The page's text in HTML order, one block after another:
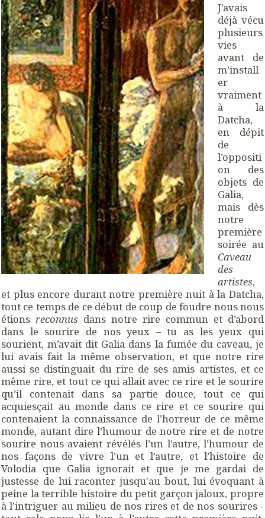
J’avais
déjà vécu
plusieurs
vies
avant de
m’install
er
vraiment
à la
Datcha,
en dépit
de
l’oppositi
on des
objets de
Galia,
mais dès
notre
première
soirée au
Caveau
des
artistes,
et plus encore durant notre première nuit à la Datcha,
tout ce temps de ce début de coup de foudre nous nous
étions reconnus dans notre rire commun et d’abord
dans le sourire de nos yeux – tu as les yeux qui
sourient, m’avait dit Galia dans la fumée du caveau, je
lui avais fait la même observation, et que notre rire
aussi se distinguait du rire de ses amis artistes, et ce
même rire, et tout ce qui allait avec ce rire et le sourire
qu’il contenait dans sa partie douce, tout ce qui
acquiesçait au monde dans ce rire et ce sourire qui
contenaient la connaissance de l’horreur de ce même
monde, autant dire l’humour de notre rire et de notre
sourire nous avaient révélés l’un l’autre, l’humour de
nos façons de vivre l’un et l’autre, et l’histoire de
Volodia que Galia ignorait et que je me gardai de
justesse de lui raconter jusqu'au bout, lui évoquant à
peine la terrible histoire du petit garçon jaloux, propre
à l’intriguer au milieu de nos rires et de nos sourires -